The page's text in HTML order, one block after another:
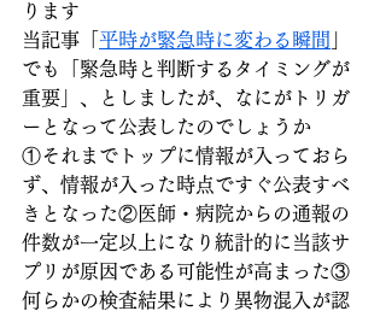
ります
当記事「 平時が緊急時に変わる瞬間
でも「緊急時と判断するタイミングが
重要」、としましたが、なにがトリガ
ーとなって公表したのでしょうか
①それまでトップに情報が入っておら
ず、情報が入った時点ですぐ公表すべ
きとなった②医師・病院からの通報の
件数が一定以上になり統計的に当該サ
プリが原因である可能性が高まった③
何らかの検査結果により異物混入が認